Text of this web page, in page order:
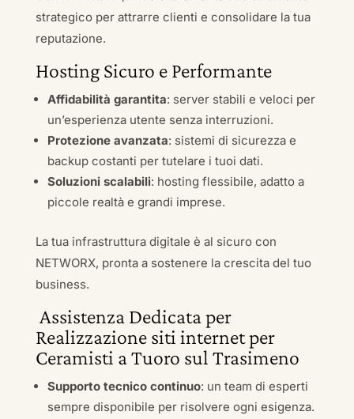
strategico per attrarre clienti e consolidare la tua
reputazione.
Hosting Sicuro e Performante
Affidabilità garantita: server stabili e veloci per
un’esperienza utente senza interruzioni.
Protezione avanzata: sistemi di sicurezza e
backup costanti per tutelare i tuoi dati.
Soluzioni scalabili: hosting flessibile, adatto a
piccole realtà e grandi imprese.
La tua infrastruttura digitale è al sicuro con
NETWORX, pronta a sostenere la crescita del tuo
business.
Assistenza Dedicata per
Realizzazione siti internet per
Ceramisti a Tuoro sul Trasimeno
Supporto tecnico continuo: un team di esperti
sempre disponibile per risolvere ogni esigenza.